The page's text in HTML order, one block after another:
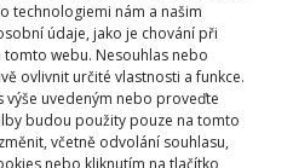
technologiemi nám a našim
údaje, jako je chování při
webu. Nesouhlas nebo
ovlivnit určité vlastnosti a funkce.
výše uvedeným nebo proveďte
budou použity pouze na tomto
včetně odvolání souhlasu,
nebo kliknutím na tlačítko
prodlužovacího